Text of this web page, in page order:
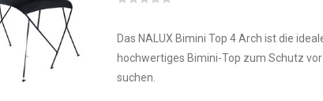
Das NALUX Bimini Top 4 Arch ist die
hochwertiges Bimini-Top zum Schutz
suchen.